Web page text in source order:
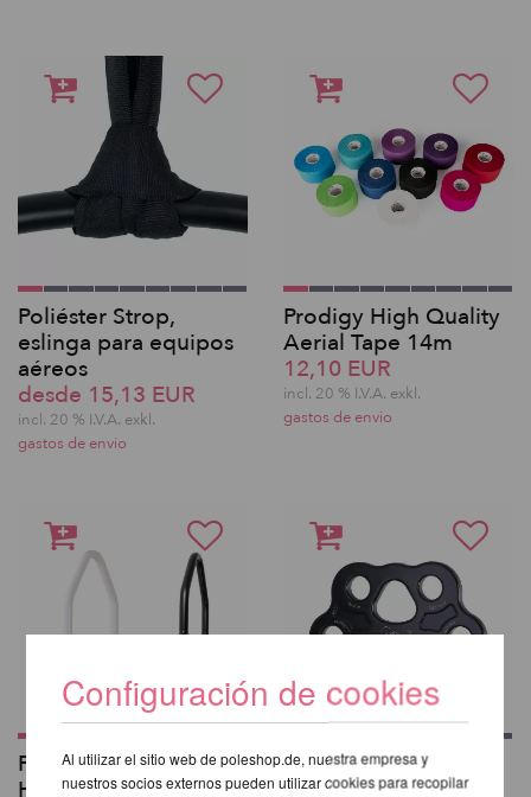
Poliéster Strop,
eslinga para equipos
aéreos
desde 15,13 EUR
incl. 20 % I.V.A. exkl.
gastos de envio
Prodigy High Quality
Aerial Tape 14m
12,10 EUR
incl. 20 % I.V.A. exkl.
gastos de envio
Prodigy Aerial Silks
Hook
Placa de Montaje
Aéreo de 5 puntos -
Configuración de cookies
Al utilizar el sitio web de poleshop.de, nuestra empresa y
nuestros socios externos pueden utilizar cookies para recopilar